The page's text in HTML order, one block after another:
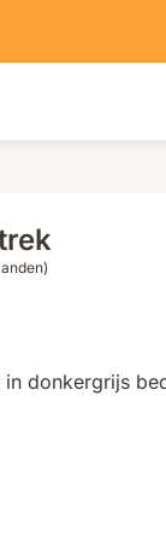
303 beoordelingen